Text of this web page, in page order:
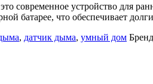
современное устройство для
батарее, что обеспечивает
, датчик дыма, умный дом